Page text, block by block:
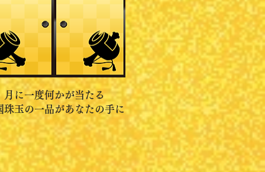
月に一度何かが当たる
珠玉の一品があなたの手に